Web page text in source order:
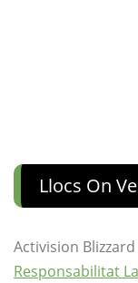
Llocs On
Activision
Responsabilitat